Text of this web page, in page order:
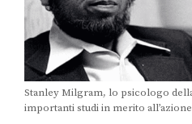
Stanley Milgram, lo psicologo
importanti studi in merito